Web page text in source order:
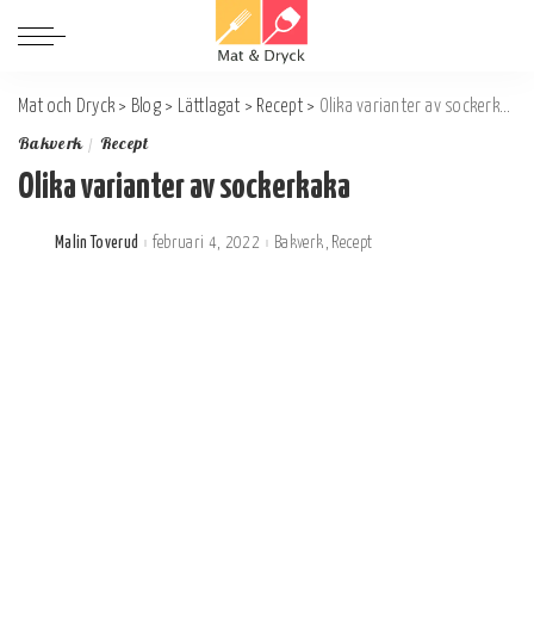
Mat och Dryck > Blog> Lättlagat > Recept> Olika varianter av sockerkaka
Bakverk Recept
Olika varianter av sockerkaka
Postat
Malin Toverud februari 4, 2022 Bakverk Recept